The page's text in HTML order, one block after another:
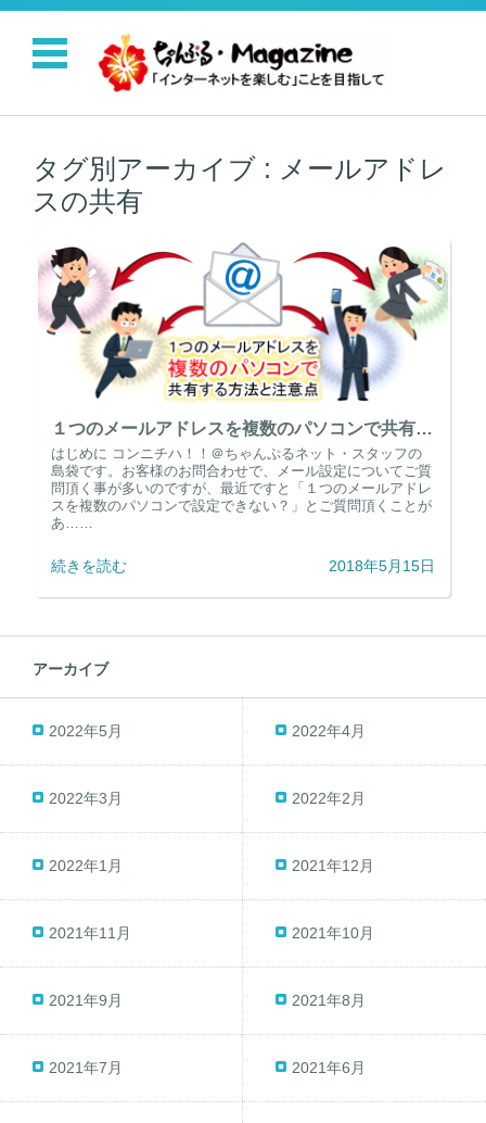
コンテンツに移動
タグ別アーカイブ : メールアドレ
スの共有
１つのメールアドレスを複数のパソコンで共有する方法と注意点
はじめに コンニチハ！！＠ちゃんぷるネット・スタッフの
島袋です。お客様のお問合わせで、メール設定についてご質
問頂く事が多いのですが、最近ですと「１つのメールアドレ
スを複数のパソコンで設定できない？」とご質問頂くことが
あ……
続きを読む 2018年5月15日
アーカイブ
2022年5月 2022年4月
2022年3月 2022年2月
2022年1月 2021年12月
2021年11月 2021年10月
2021年9月 2021年8月
2021年7月 2021年6月